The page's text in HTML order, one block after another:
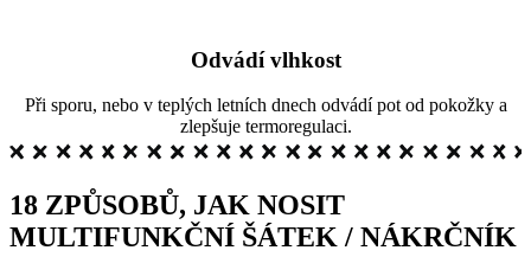
Odvádí vlhkost
Při sporu, nebo v teplých letních dnech odvádí pot od pokožky a
zlepšuje termoregulaci.
18 ZPŮSOBŮ, JAK NOSIT
MULTIFUNKČNÍ ŠÁTEK / NÁKRČNÍK